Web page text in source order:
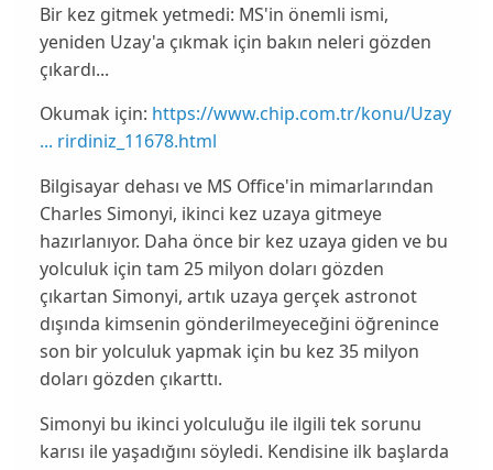
Bir kez gitmek yetmedi: MS'in önemli ismi,
yeniden Uzay'a çıkmak için bakın neleri gözden
çıkardı...
Okumak için: https://www.chip.com.tr/konu/Uzay
... rirdiniz_11678.html
Bilgisayar dehası ve MS Office'in mimarlarından
Charles Simonyi, ikinci kez uzaya gitmeye
hazırlanıyor. Daha önce bir kez uzaya giden ve bu
yolculuk için tam 25 milyon doları gözden
çıkartan Simonyi, artık uzaya gerçek astronot
dışında kimsenin gönderilmeyeceğini öğrenince
son bir yolculuk yapmak için bu kez 35 milyon
doları gözden çıkarttı.
Simonyi bu ikinci yolculuğu ile ilgili tek sorunu
karısı ile yaşadığını söyledi. Kendisine ilk başlarda